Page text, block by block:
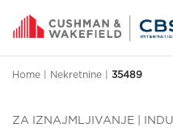
Home Nekretnine 35489
ZA IZNAJMLJIVANJE |